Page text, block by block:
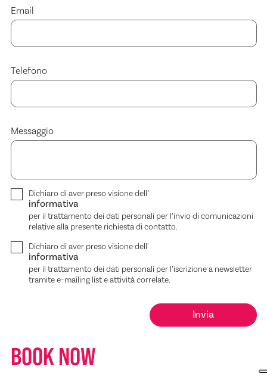
Email
Telefono
Messaggio
Dichiaro di aver preso visione dell’
informativa
per il trattamento dei dati personali per l’invio di comunicazioni
relative alla presente richiesta di contatto.
Dichiaro di aver preso visione dell'
informativa
per il trattamento dei dati personali per l’iscrizione a newsletter
tramite e-mailing list e attività correlate.
BOOK NOW